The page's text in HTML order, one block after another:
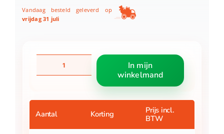
Vandaag besteld geleverd op
vrijdag 31 juli
bal
konijn/zeemeermin/
unicorn
3
In mijn
winkelmand
Aantal Korting
Prijs incl.
BTW